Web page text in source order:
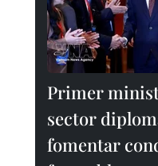
Primer
sector
fomentar